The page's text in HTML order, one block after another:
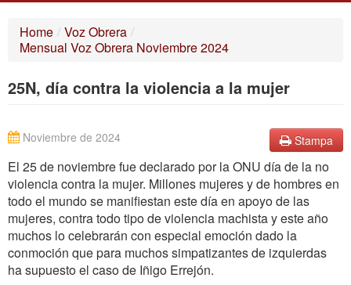
COS'È L'UCI ?
RICERCA
Home / Voz Obrera /
Mensual Voz Obrera Noviembre 2024
25N, día contra la violencia a la mujer
Stampa
Noviembre de 2024
El 25 de noviembre fue declarado por la ONU día de la no
violencia contra la mujer. Millones mujeres y de hombres en
todo el mundo se manifiestan este día en apoyo de las
mujeres, contra todo tipo de violencia machista y este año
muchos lo celebrarán con especial emoción dado la
conmoción que para muchos simpatizantes de izquierdas
ha supuesto el caso de Iñigo Errejón.